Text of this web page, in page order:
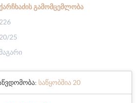
ᲥᲐᲠᲩᲮᲐᲫᲘᲡ ᲒᲐᲛᲝᲛᲪᲔᲛᲚᲝᲑᲐ
226
20/25
მაგარი
საწყობშია 20